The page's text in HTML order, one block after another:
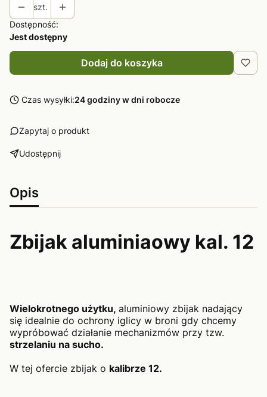
szt.
Dostępność:
Jest dostępny
Dodaj do koszyka
Czas wysyłki:24 godziny w dni robocze
Zapytaj o produkt
Udostępnij
Opis
Zbijak aluminiaowy kal. 12
Wielokrotnego użytku, aluminiowy zbijak nadający
się idealnie do ochrony iglicy w broni gdy chcemy
wypróbować działanie mechanizmów przy tzw.
strzelaniu na sucho.
W tej ofercie zbijak o kalibrze 12.